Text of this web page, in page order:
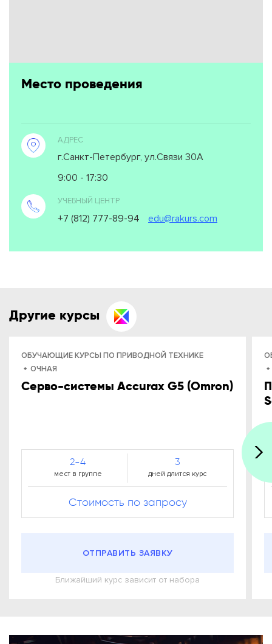
Место проведения
АДРЕС
г.Санкт-Петербург, ул.Связи 30А
9:00 - 17:30
УЧЕБНЫЙ ЦЕНТР
+7 (812) 777-89-94 edu@rakurs.com
Другие курсы
ОБУЧАЮЩИЕ КУРСЫ ПО ПРИВОДНОЙ ТЕХНИКЕ
ОЧНАЯ
Серво-системы Accurax G5 (Omron)
2-4
меств группе
3
дней длится курс
Стоимость по запросу
ОТПРАВИТЬ ЗАЯВКУ
Ближайший курс зависит от набора